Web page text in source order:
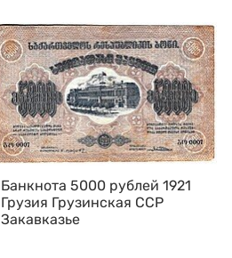
Банкнота 5000 рублей 1921
Грузия Грузинская ССР
Закавказье